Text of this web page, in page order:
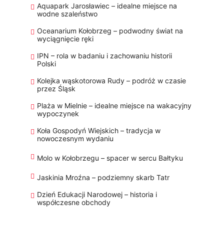
Aquapark Jarosławiec – idealne miejsce na
wodne szaleństwo
Oceanarium Kołobrzeg – podwodny świat na
wyciągnięcie ręki
IPN – rola w badaniu i zachowaniu historii
Polski
Kolejka wąskotorowa Rudy – podróż w czasie
przez Śląsk
Plaża w Mielnie – idealne miejsce na wakacyjny
wypoczynek
Koła Gospodyń Wiejskich – tradycja w
nowoczesnym wydaniu
Molo w Kołobrzegu – spacer w sercu Bałtyku
Jaskinia Mroźna – podziemny skarb Tatr
Dzień Edukacji Narodowej – historia i
współczesne obchody